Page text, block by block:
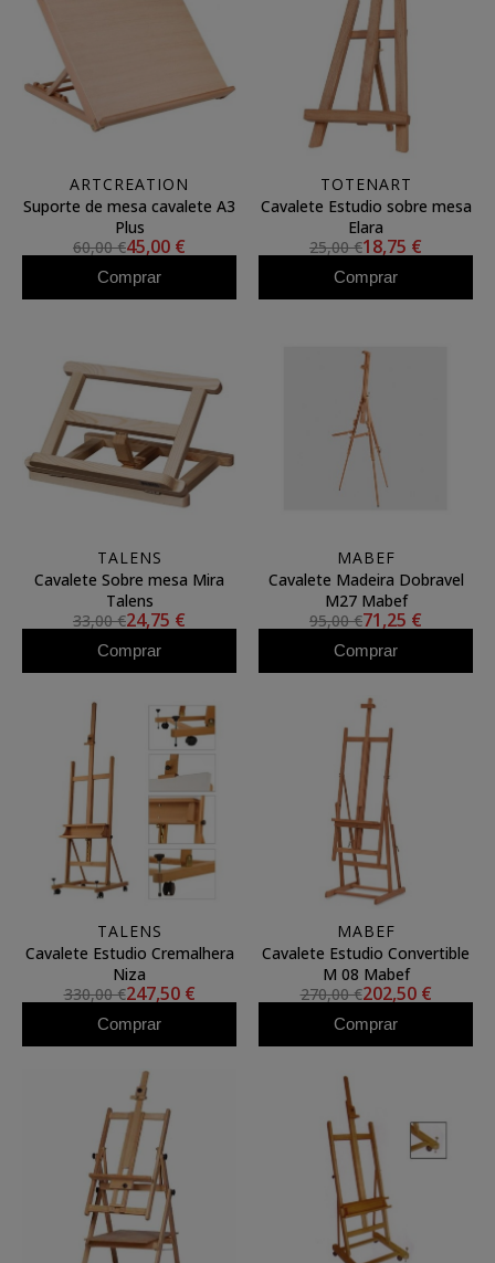
ARTCREATION
Suporte de mesa cavalete A3
Plus
60,00 €45,00 €
Comprar
TOTENART
Cavalete Estudio sobre mesa
Elara
25,00 €18,75 €
Comprar
TALENS
Cavalete Sobre mesa Mira
Talens
33,00 €24,75 €
Comprar
MABEF
Cavalete Madeira Dobravel
M27 Mabef
95,00 €71,25 €
Comprar
TALENS
Cavalete Estudio Cremalhera
Niza
330,00 €247,50 €
Comprar
MABEF
Cavalete Estudio Convertible
M 08 Mabef
270,00 €202,50 €
Comprar